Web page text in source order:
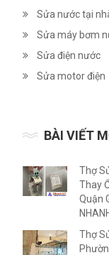
Sửa nước tại
Sửa máy bơm
Sửa điện nước
Sửa motor điện
BÀI VIẾT
Thợ
Thay
Quận
Thợ